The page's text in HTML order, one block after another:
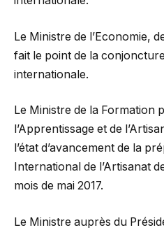
Le Ministre de l’Economie,
fait le point de la
internationale.
Le Ministre de la Formation
l’Apprentissage et de
l’état d’avancement de la
International de l’Artisanat
mois de mai 2017.
Le Ministre auprès du